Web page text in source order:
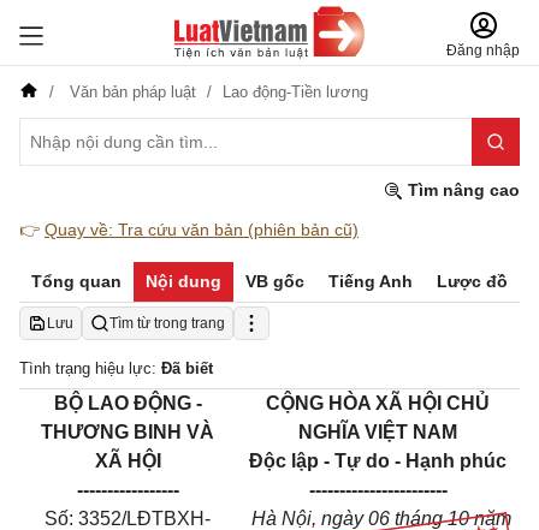
Đăng nhập
Văn bản pháp luật Lao động-Tiền lương
Tìm nâng cao
👉 Quay về: Tra cứu văn bản (phiên bản cũ)
Tổng quan Nội dung VB gốc Tiếng Anh Lược đồ
Lưu Tìm từ trong trang
Tình trạng hiệu lực: Đã biết
BỘ LAO ĐỘNG -
THƯƠNG BINH VÀ
XÃ HỘI
-----------------
Số: 3352/LĐTBXH-
CỘNG HÒA XÃ HỘI CHỦ
NGHĨA VIỆT NAM
Độc lập - Tự do - Hạnh phúc
-----------------------
Hà Nội, ngày 06 tháng 10 năm